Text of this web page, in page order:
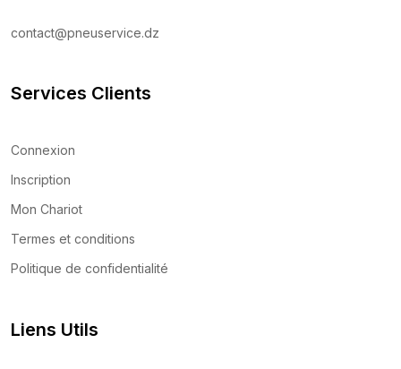
contact@pneuservice.dz
Services Clients
Connexion
Inscription
Mon Chariot
Termes et conditions
Politique de confidentialité
Liens Utils